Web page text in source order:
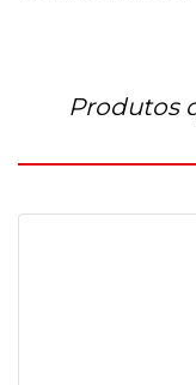
Produtos